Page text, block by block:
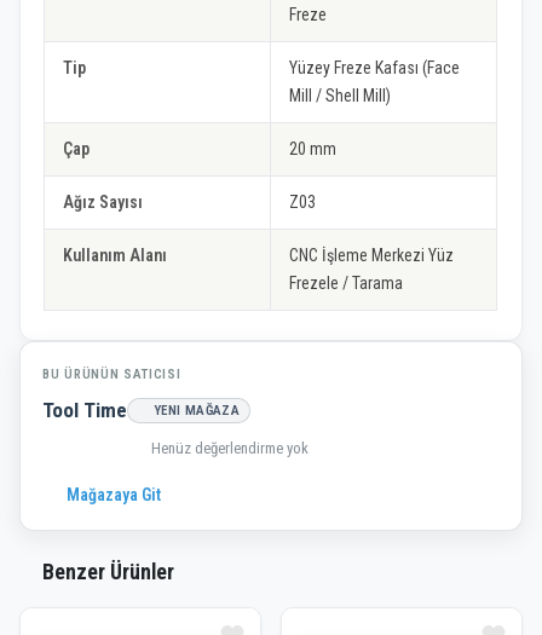
Freze
Tip
Yüzey Freze Kafası (Face
Mill / Shell Mill)
Çap 20 mm
Ağız Sayısı Z03
Kullanım Alanı
CNC İşleme Merkezi Yüz
Frezele / Tarama
BU ÜRÜNÜN SATICISI
Tool Time YENI MAĞAZA
Henüz değerlendirme yok
Mağazaya Git
Benzer Ürünler